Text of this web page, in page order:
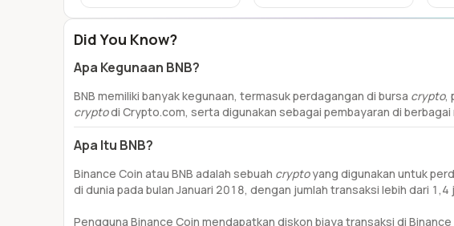
Did You Know?
Apa Kegunaan BNB?
BNB memiliki banyak kegunaan, termasuk perdagangan di bursa crypto,
cryptodi Crypto.com, serta digunakan sebagai pembayaran di
Apa Itu BNB?
Binance Coin atau BNB adalah sebuah cryptoyang digunakan untuk
di dunia pada bulan Januari 2018, dengan jumlah transaksi lebih dari
Pengguna Binance Coin mendapatkan diskon biaya transaksi di